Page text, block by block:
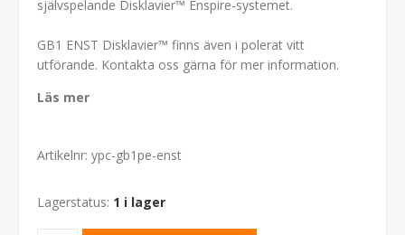
självspelande Disklavier™ Enspire-systemet.
GB1 ENST Disklavier™ finns även i polerat vitt
utförande. Kontakta oss gärna för mer information.
Läs mer
Artikelnr: ypc-gb1pe-enst
Lagerstatus: 1 i lager